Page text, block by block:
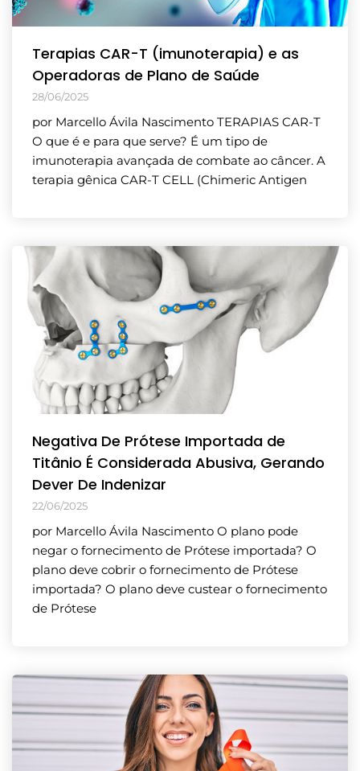
Terapias CAR-T (imunoterapia) e as
Operadoras de Plano de Saúde
28/06/2025
por Marcello Ávila Nascimento TERAPIAS CAR-T
O que é e para que serve? É um tipo de
imunoterapia avançada de combate ao câncer. A
terapia gênica CAR-T CELL (Chimeric Antigen
Negativa De Prótese Importada de
Titânio É Considerada Abusiva, Gerando
Dever De Indenizar
22/06/2025
por Marcello Ávila Nascimento O plano pode
negar o fornecimento de Prótese importada? O
plano deve cobrir o fornecimento de Prótese
importada? O plano deve custear o fornecimento
de Prótese